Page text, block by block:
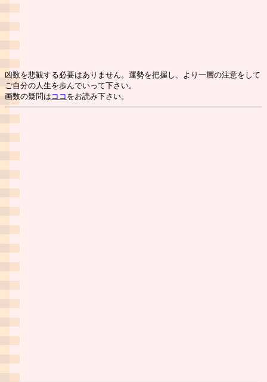
凶数を悲観する必要はありません。運勢を把握し、より一層の注意をして
ご自分の人生を歩んでいって下さい。
画数の疑問は ココ をお読み下さい。